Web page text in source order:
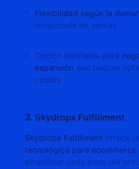
Flexibilidad según la
temporada de ventas
Opción confiable para
expansión que buscan
costos
3. Skydropx Fulfillment
Skydropx Fulfillment ofrece
tecnológica para ecommerce
simplificar cada paso del